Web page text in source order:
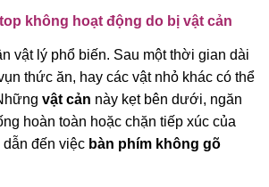
không hoạt động do bị vật cản
vật lý phổ biến. Sau một thời gian dài
thức ăn, hay các vật nhỏ khác có thể
vật cản này kẹt bên dưới, ngăn
hoàn toàn hoặc chặn tiếp xúc của
đến việc bàn phím không gõ